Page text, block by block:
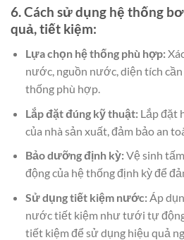
6. Cách sử dụng hệ thống
quả, tiết kiệm:
Lựa chọn hệ thống phù hợp:
nước, nguồn nước, diện tích
thống phù hợp.
Lắp đặt đúng kỹ thuật:Lắp đặt
của nhà sản xuất, đảm bảo an
Bảo dưỡng định kỳ:Vệ sinh
động của hệ thống định kỳ để
Sử dụng tiết kiệm nước:Áp
nước tiết kiệm như tưới tự
tiết kiệm để sử dụng hiệu quả